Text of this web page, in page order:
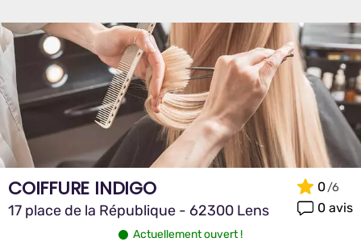
COIFFURE INDIGO
17 place de la République - 62300 Lens
0
0 avis
Actuellement ouvert !